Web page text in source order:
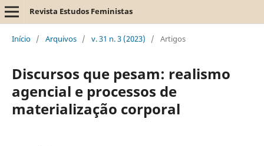
Revista Estudos Feministas
Início / Arquivos / v. 31 n. 3 (2023) / Artigos
Discursos que pesam: realismo
agencial e processos de
materialização corporal